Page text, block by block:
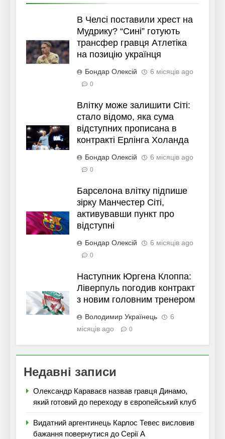
В Челсі поставили хрест на
Мудрику? “Сині” готують
трансфер гравця Атлетіка
на позицію українця
Бондар Олексій 6 місяців ago
0
Влітку може залишити Сіті:
стало відомо, яка сума
відступних прописана в
контракті Ерлінга Холанда
Бондар Олексій 6 місяців ago
0
Барселона влітку підпише
зірку Манчестер Сіті,
активувавши пункт про
відступні
Бондар Олексій 6 місяців ago
0
Наступник Юргена Клоппа:
Ліверпуль погодив контракт
з новим головним тренером
Володимир Українець
6
місяців ago
0
Недавні записи
Олександр Караваєв назвав гравця Динамо,
який готовий до переходу в європейський клуб
Видатний аргентинець Карлос Тевес висловив
бажання повернутися до Серії А